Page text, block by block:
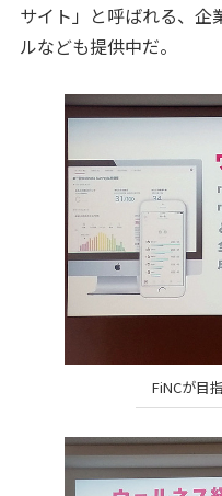
サイト」と呼ばれる、企
ルなども提供中だ。
FiNCが目